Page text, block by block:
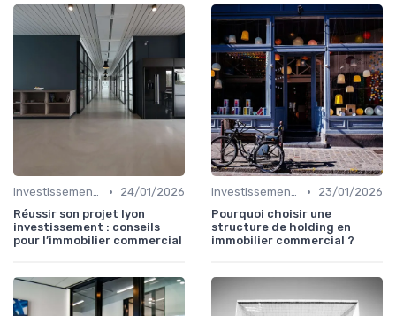
Investissements Immobiliers Stratégiques •
24/01/2026
Réussir son projet lyon
investissement : conseils
pour l’immobilier commercial
Investissements Immobiliers Stratégiques •
23/01/2026
Pourquoi choisir une
structure de holding en
immobilier commercial ?